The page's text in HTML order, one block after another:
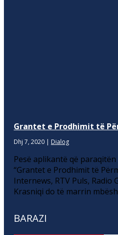
Grantet e Prodhimit të
Dhj 7, 2020 | Dialog
Pesë aplikantë që
“Grantet e Prodhimit të
Internews, RTV Puls, Radio
Krasniqi do të marrin
BARAZI